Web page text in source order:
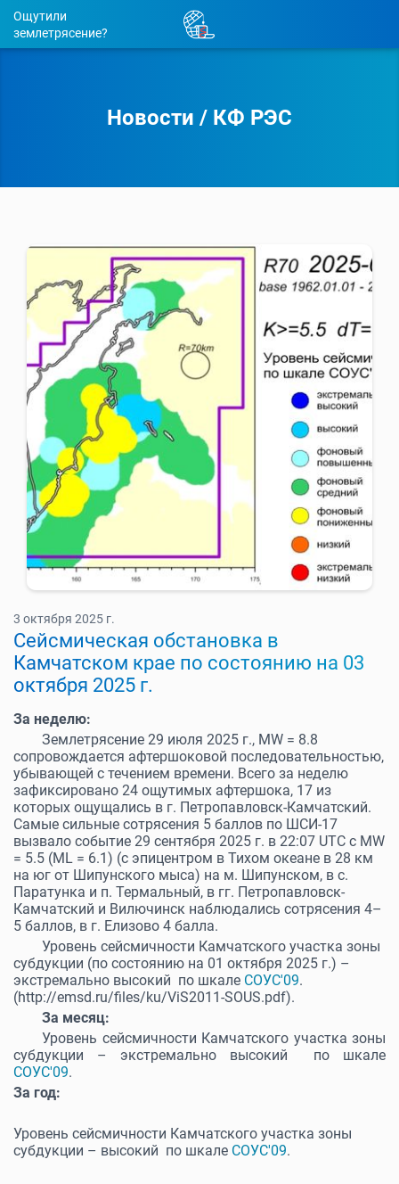
Ощутили
землетрясение?
Новости / КФ РЭС
3 октября 2025 г.
Cейсмическая обстановка в
Камчатском крае по состоянию на 03
октября 2025 г.
За неделю:
Землетрясение 29 июля 2025 г., MW = 8.8
сопровождается афтершоковой последовательностью,
убывающей с течением времени. Всего за неделю
зафиксировано 24 ощутимых афтершока, 17 из
которых ощущались в г. Петропавловск-Камчатский.
Самые сильные сотрясения 5 баллов по ШСИ-17
вызвало событие 29 сентября 2025 г. в 22:07 UTC с MW
= 5.5 (ML = 6.1) (с эпицентром в Тихом океане в 28 км
на юг от Шипунского мыса) на м. Шипунском, в с.
Паратунка и п. Термальный, в гг. Петропавловск-
Камчатский и Вилючинск наблюдались сотрясения 4–
5 баллов, в г. Елизово 4 балла.
Уровень сейсмичности Камчатского участка зоны
субдукции (по состоянию на 01 октября 2025 г.) –
экстремально высокий по шкале СОУС'09.
(http://emsd.ru/files/ku/ViS2011-SOUS.pdf).
За месяц:
Уровень сейсмичности Камчатского участка зоны
субдукции – экстремально высокий по шкале
СОУС'09.
За год:
Уровень сейсмичности Камчатского участка зоны
субдукции – высокий по шкале СОУС'09.